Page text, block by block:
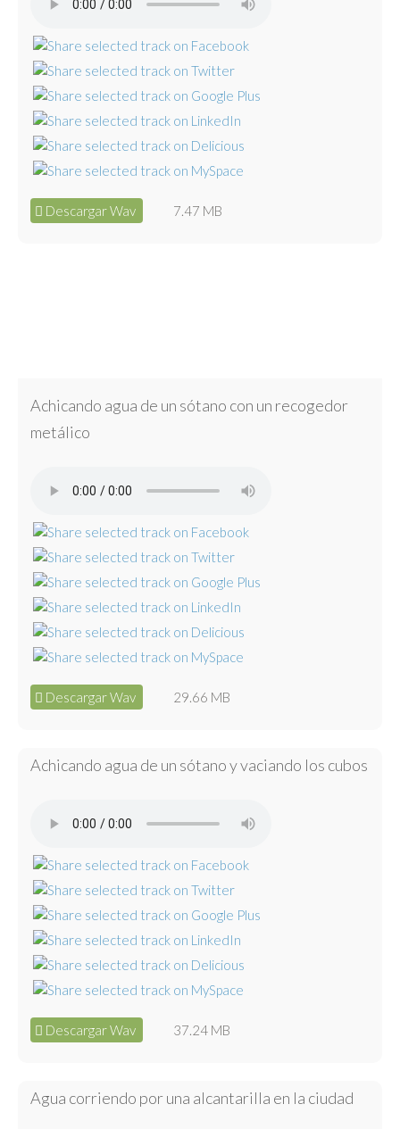
Descargar Wav 7.47 MB
Achicando agua de un sótano con un recogedor
metálico
Descargar Wav 29.66 MB
Achicando agua de un sótano y vaciando los cubos
Descargar Wav 37.24 MB
Agua corriendo por una alcantarilla en la ciudad